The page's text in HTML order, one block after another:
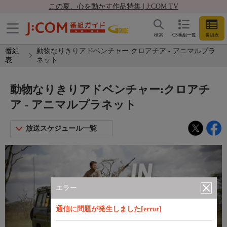
この夏、心を動かす作品特集 | J:COM TV
CS番組一覧 番組表
検索
番組
表
動物なりきりアドベンチャー:クロアチア - アニマルプラ
ネット
エラー
通信に問題が発生しました[error]
動物なりきりアドベンチャー:クロアチ
ア - アニマルプラネット
放送スケジュール一覧